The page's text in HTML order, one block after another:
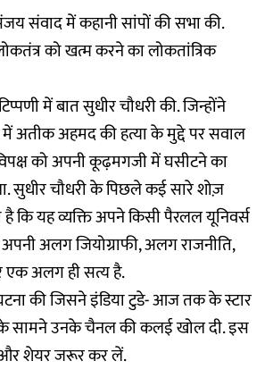
संवाद में कहानी सांपों की सभा की.
को खत्म करने का लोकतांत्रिक
में बात सुधीर चौधरी की. जिन्होंने
अतीक अहमद की हत्या के मुद्दे पर सवाल
को अपनी कूढ़मगजी में घसीटने का
सुधीर चौधरी के पिछले कई सारे शोज़
कि यह व्यक्ति अपने किसी पैरलल यूनिवर्स
अलग जियोग्राफी, अलग राजनीति,
अलग ही सत्य है.
की जिसने इंडिया टुडे- आज तक के स्टार
सामने उनके चैनल की कलई खोल दी. इस
और शेयर जरूर कर लें.